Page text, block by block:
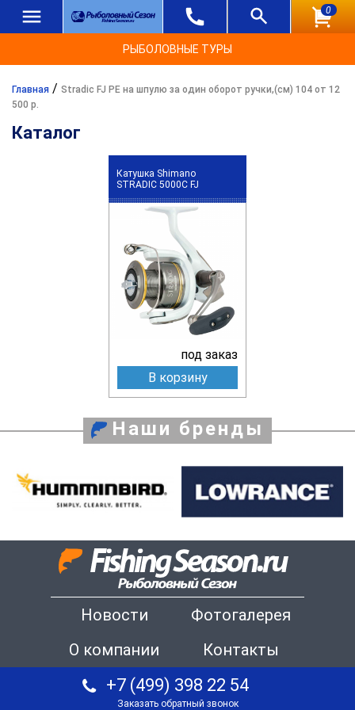
0
РЫБОЛОВНЫЕ ТУРЫ
Главная / Stradic FJ PE на шпулю за один оборот ручки,(см) 104 от 12
500 р.
Каталог
Катушка Shimano
STRADIC 5000C FJ
под заказ
В корзину
Наши бренды
Новости
Фотогалерея
О компании
Контакты
+7 (499) 398 22 54
Заказать обратный звонок